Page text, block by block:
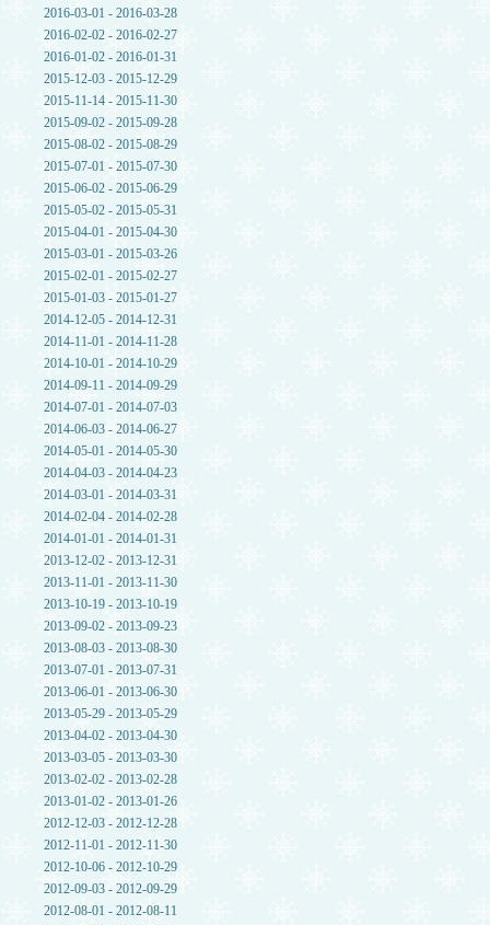
2016-03-01 - 2016-03-28
2016-02-02 - 2016-02-27
2016-01-02 - 2016-01-31
2015-12-03 - 2015-12-29
2015-11-14 - 2015-11-30
2015-09-02 - 2015-09-28
2015-08-02 - 2015-08-29
2015-07-01 - 2015-07-30
2015-06-02 - 2015-06-29
2015-05-02 - 2015-05-31
2015-04-01 - 2015-04-30
2015-03-01 - 2015-03-26
2015-02-01 - 2015-02-27
2015-01-03 - 2015-01-27
2014-12-05 - 2014-12-31
2014-11-01 - 2014-11-28
2014-10-01 - 2014-10-29
2014-09-11 - 2014-09-29
2014-07-01 - 2014-07-03
2014-06-03 - 2014-06-27
2014-05-01 - 2014-05-30
2014-04-03 - 2014-04-23
2014-03-01 - 2014-03-31
2014-02-04 - 2014-02-28
2014-01-01 - 2014-01-31
2013-12-02 - 2013-12-31
2013-11-01 - 2013-11-30
2013-10-19 - 2013-10-19
2013-09-02 - 2013-09-23
2013-08-03 - 2013-08-30
2013-07-01 - 2013-07-31
2013-06-01 - 2013-06-30
2013-05-29 - 2013-05-29
2013-04-02 - 2013-04-30
2013-03-05 - 2013-03-30
2013-02-02 - 2013-02-28
2013-01-02 - 2013-01-26
2012-12-03 - 2012-12-28
2012-11-01 - 2012-11-30
2012-10-06 - 2012-10-29
2012-09-03 - 2012-09-29
2012-08-01 - 2012-08-11